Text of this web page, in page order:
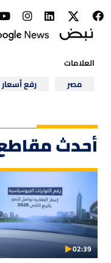
العلامات
مصر
رفع
أحدث
02:39